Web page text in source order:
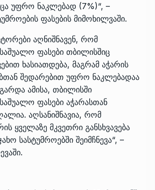
უფრო ნაკლებად (7%)“, –
ფასების მიმოხილვაში.
აღნიშნავენ, რომ
ფასები თბილისშიც
ხასიათდება, მაგრამ აჭარის
შედარებით უფრო ნაკლებადაა
ამისა, თბილისში
ფასები აჭარასთან
აღსანიშნავია, რომ
ყველაზე მკვეთრი განსხვავება
სასტუმროებში შეიმჩნევა“, –